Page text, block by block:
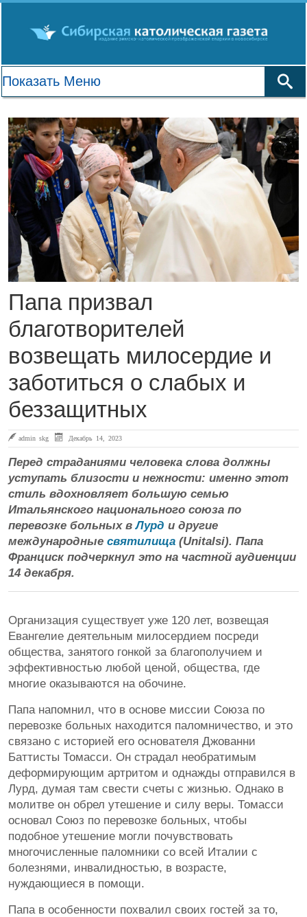
Папа призвал
благотворителей
возвещать милосердие и
заботиться о слабых и
беззащитных
admin skg Декабрь 14, 2023
Перед страданиями человека слова должны
уступать близости и нежности: именно этот
стиль вдохновляет большую семью
Итальянского национального союза по
перевозке больных вЛурд и другие
международные святилища (Unitalsi). Папа
Франциск подчеркнул это на частной аудиенции
14 декабря.
Организация существует уже 120 лет, возвещая
Евангелие деятельным милосердием посреди
общества, занятого гонкой за благополучием и
эффективностью любой ценой, общества, где
многие оказываются на обочине.
Папа напомнил, что в основе миссии Союза по
перевозке больных находится паломничество, и это
связано с историей его основателя Джованни
Баттисты Томасси. Он страдал необратимым
деформирующим артритом и однажды отправился в
Лурд, думая там свести счеты с жизнью. Однако в
молитве он обрел утешение и силу веры. Томасси
основал Союз по перевозке больных, чтобы
подобное утешение могли почувствовать
многочисленные паломники со всей Италии с
болезнями, инвалидностью, в возрасте,
нуждающиеся в помощи.
Папа в особенности похвалил своих гостей за то,